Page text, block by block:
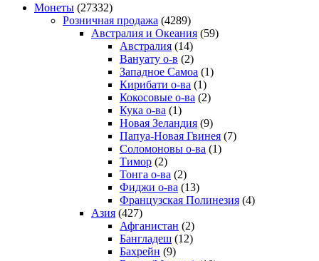
Монеты (27332)
Розничная продажа (4289)
Австралия и Океания (59)
Австралия (14)
Вануату о-в (2)
Западное Самоа (1)
Кирибати о-ва (1)
Кокосовые о-ва (2)
Кука о-ва (1)
Новая Зеландия (9)
Папуа-Новая Гвинея (7)
Соломоновы о-ва (1)
Тимор (2)
Тонга о-ва (2)
Фиджи о-ва (13)
Французская Полинезия (4)
Азия (427)
Афганистан (2)
Бангладеш (12)
Бахрейн (9)